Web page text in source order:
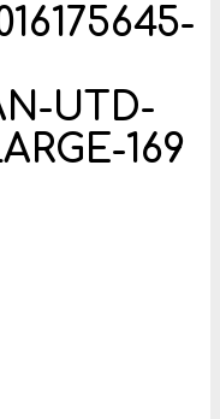
UTD-
169